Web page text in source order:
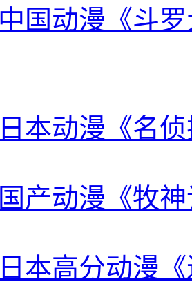
国动漫《斗
本动漫《名
产动漫《牧
本高分动漫